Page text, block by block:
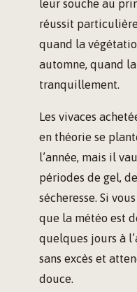
leur souche au
réussit
quand la
automne, quand
tranquillement.
Les vivaces
en théorie se
l’année, mais il
périodes de gel,
sécheresse. Si
que la météo est
quelques jours à
sans excès et
douce.